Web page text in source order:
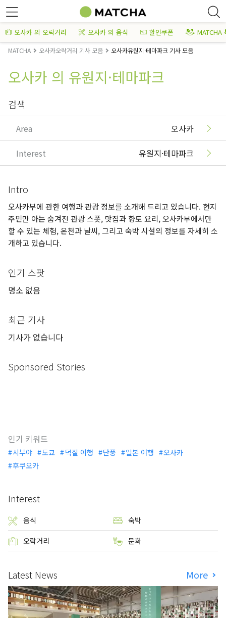
오사카 의 오락거리 오사카 의 음식 할인쿠폰 MATCHA
MATCHA 오사카오락거리 기사 모음 오사카유원지·테마파크 기사 모음
오사카 의 유원지·테마파크
검색
Area 오사카
Interest 유원지·테마파크
Intro
오사카부에 관한 여행과 관광 정보를 소개해 드리고 있습니다. 현지
주민만 아는 숨겨진 관광 스폿, 맛집과 향토 요리, 오사카부에서만
할 수 있는 체험, 온천과 날씨, 그리고 숙박 시설의 정보를 자세히 소
개하고 있습니다.
인기 스팟
명소 없음
최근 기사
기사가 없습니다
Sponsored Stories
인기 키워드
시부야 도쿄 덕질 여행 단풍 일본 여행
오사카
후쿠오카
Interest
음식 숙박
오락거리 문화
Latest News More